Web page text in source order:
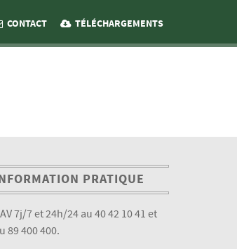
CONTACT TÉLÉCHARGEMENTS
PRATIQUE
7j/7 et 24h/24 au 40 42 10 41 et
89 400 400.